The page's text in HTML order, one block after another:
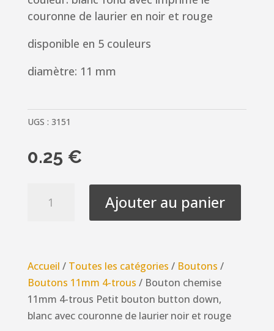
couronne de laurier en noir et rouge
disponible en 5 couleurs
diamètre: 11 mm
UGS : 3151
0.25 €
4-
trous
Petit
bouton
Ajouter au panier
Accueil / Toutes les catégories / Boutons /
Boutons 11mm 4-trous / Bouton chemise
11mm 4-trous Petit bouton button down,
blanc avec couronne de laurier noir et rouge